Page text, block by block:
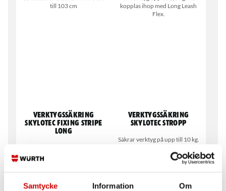
Samtycke Information Om
till 103 cm
kopplas ihop med Long Leash
Flex.
Verktygssäkring
Skylotec Fixing Stripe
Long
för att skapa en fästpunkt på
verktyg. Längd 15 cm.
Verktygssäkring
Skylotec Stropp
Säkrar verktyg på upp till 10 kg.
till 120 cm.